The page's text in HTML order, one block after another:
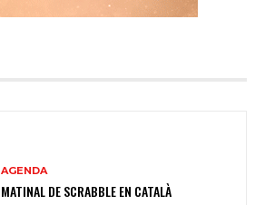
AGENDA
MATINAL DE SCRABBLE EN CATALÀ